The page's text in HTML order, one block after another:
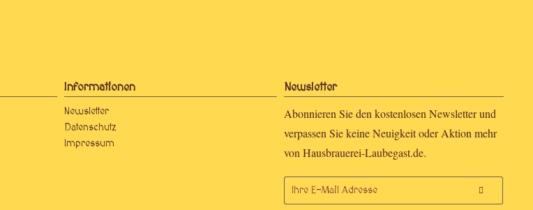
Informationen
Newsletter
Datenschutz
Impressum
Newsletter
Abonnieren Sie den kostenlosen Newsletter und
verpassen Sie keine Neuigkeit oder Aktion mehr
von Hausbrauerei-Laubegast.de.